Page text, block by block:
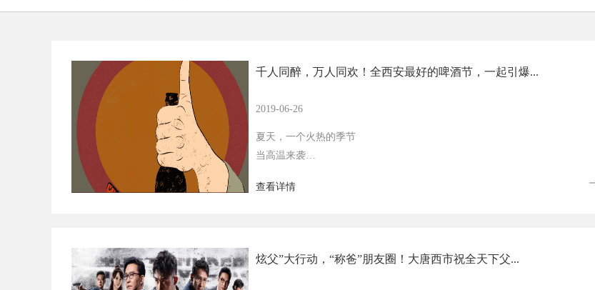
千人同醉，万人同欢！全西安最好的啤酒节，一起引爆...
2019-06-26
夏天，一个火热的季节
当高温来袭
出门，就是为自己带盐的铁板烧~
查看详情
炫父”大行动，“称爸”朋友圈！大唐西市祝全天下父...